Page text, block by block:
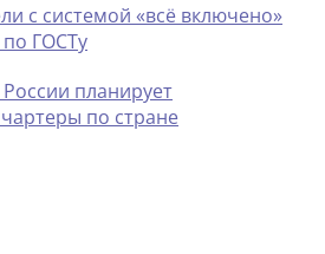
с системой «всё включено»
по ГОСТу
планирует
по стране